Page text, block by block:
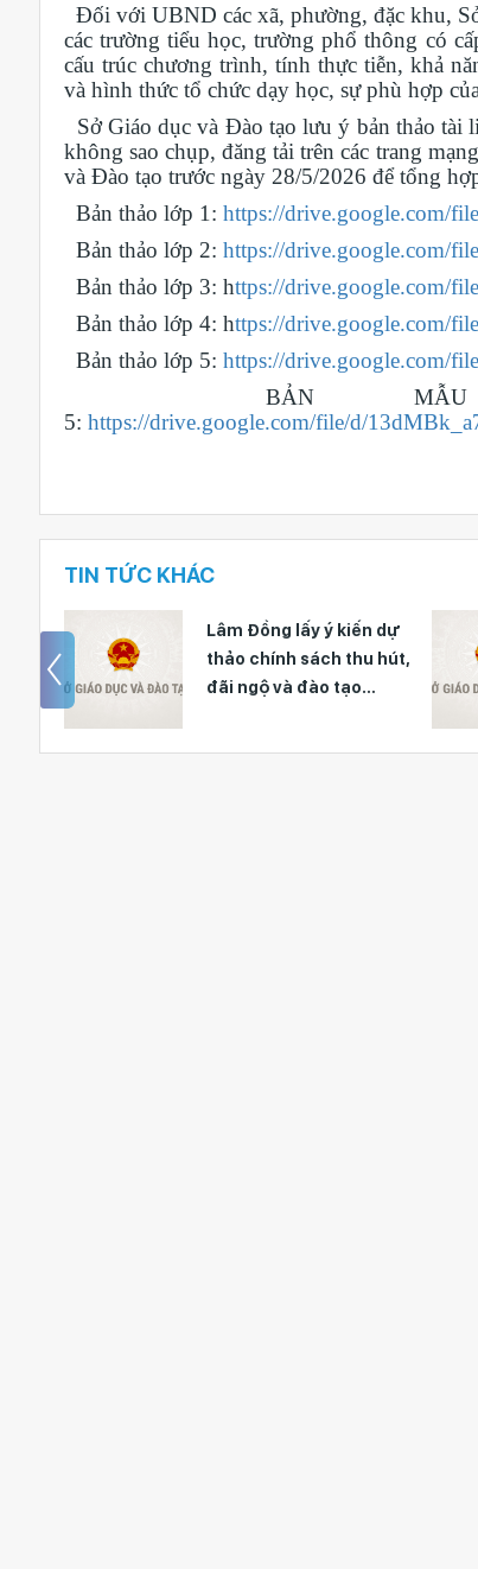
Đối với UBND các xã, phường, đặc khu,
các trường tiểu học, trường phổ thông có
cấu trúc chương trình, tính thực tiễn, khả
và hình thức tổ chức dạy học, sự phù hợp
Sở Giáo dục và Đào tạo lưu ý bản thảo
không sao chụp, đăng tải trên các trang
và Đào tạo trước ngày 28/5/2026 để tổng
Bản thảo lớp 1: https://drive.google.com/
Bản thảo lớp 2: https://drive.google.com/
Bản thảo lớp 3: https://drive.google.com/
Bản thảo lớp 4: https://drive.google.com/
Bản thảo lớp 5: https://drive.google.com/
BẢN MẪU
5: https://drive.google.com/file/d/
TIN TỨC KHÁC
Lâm Đồng lấy ý kiến dự
thảo chính sách thu hút,
đãi ngộ và đào tạo